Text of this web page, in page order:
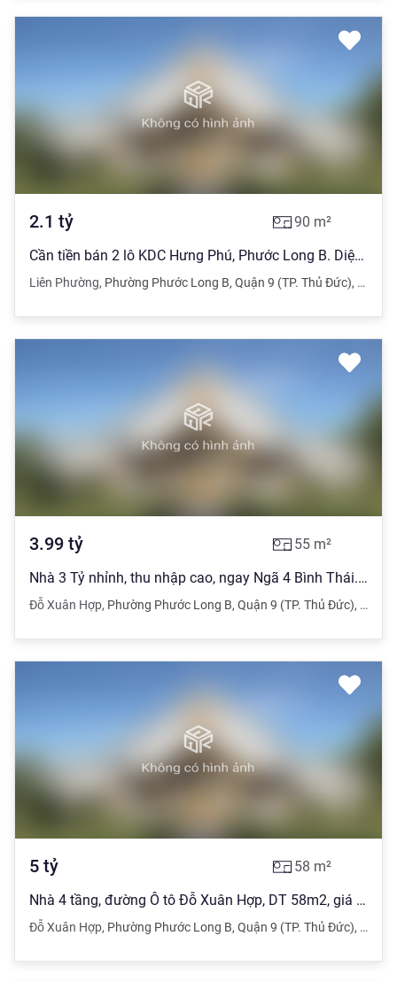
2.1 tỷ 90 m²
Cần tiền bán 2 lô KDC Hưng Phú, Phước Long B. Diện tích 90m2/2.1 tỷ
Liên Phường, Phường Phước Long B, Quận 9 (TP. Thủ Đức),
3.99 tỷ 55 m²
Nhà 3 Tỷ nhỉnh, thu nhập cao, ngay Ngã 4 Bình Thái. Đỗ Xuân Hợp
Đỗ Xuân Hợp, Phường Phước Long B, Quận 9 (TP. Thủ Đức),
5 tỷ 58 m²
Nhà 4 tầng, đường Ô tô Đỗ Xuân Hợp, DT 58m2, giá 5 tỷ thương lượng
Đỗ Xuân Hợp, Phường Phước Long B, Quận 9 (TP. Thủ Đức),